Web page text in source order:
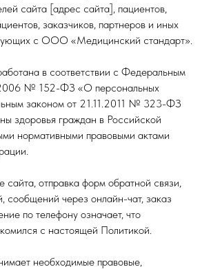
сайта [адрес сайта], пациентов,
заказчиков, партнеров и иных
с ООО «Медицинский стандарт».
в соответствии с Федеральным
№ 152-ФЗ «О персональных
законом от 21.11.2011 № 323-ФЗ
здоровья граждан в Российской
нормативными правовыми актами
сайта, отправка форм обратной связи,
сообщений через онлайн-чат, заказ
по телефону означает, что
с настоящей Политикой.
необходимые правовые,